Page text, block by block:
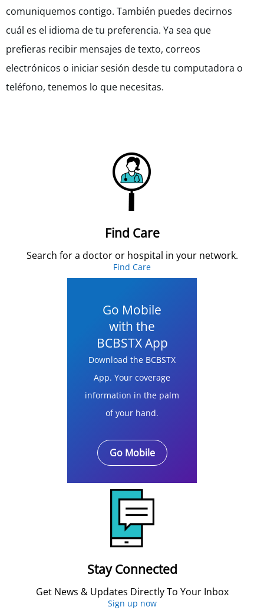
comuniquemos contigo. También puedes decirnos
cuál es el idioma de tu preferencia. Ya sea que
prefieras recibir mensajes de texto, correos
electrónicos o iniciar sesión desde tu computadora o
teléfono, tenemos lo que necesitas.
Find Care
Search for a doctor or hospital in your network.
Find Care
Go Mobile
with the
BCBSTX App
Download the BCBSTX
App. Your coverage
information in the palm
of your hand.
Go Mobile
Stay Connected
Get News & Updates Directly To Your Inbox
Sign up now